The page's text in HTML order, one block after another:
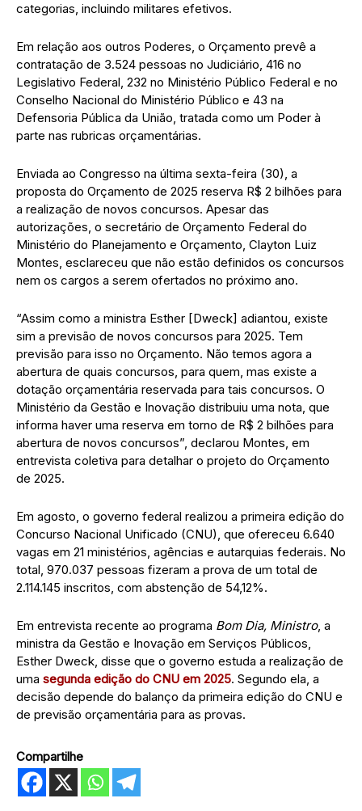
categorias, incluindo militares efetivos.
Em relação aos outros Poderes, o Orçamento prevê a
contratação de 3.524 pessoas no Judiciário, 416 no
Legislativo Federal, 232 no Ministério Público Federal e no
Conselho Nacional do Ministério Público e 43 na
Defensoria Pública da União, tratada como um Poder à
parte nas rubricas orçamentárias.
Enviada ao Congresso na última sexta-feira (30), a
proposta do Orçamento de 2025 reserva R$ 2 bilhões para
a realização de novos concursos. Apesar das
autorizações, o secretário de Orçamento Federal do
Ministério do Planejamento e Orçamento, Clayton Luiz
Montes, esclareceu que não estão definidos os concursos
nem os cargos a serem ofertados no próximo ano.
“Assim como a ministra Esther [Dweck] adiantou, existe
sim a previsão de novos concursos para 2025. Tem
previsão para isso no Orçamento. Não temos agora a
abertura de quais concursos, para quem, mas existe a
dotação orçamentária reservada para tais concursos. O
Ministério da Gestão e Inovação distribuiu uma nota, que
informa haver uma reserva em torno de R$ 2 bilhões para
abertura de novos concursos”, declarou Montes, em
entrevista coletiva para detalhar o projeto do Orçamento
de 2025.
Em agosto, o governo federal realizou a primeira edição do
Concurso Nacional Unificado (CNU), que ofereceu 6.640
vagas em 21 ministérios, agências e autarquias federais. No
total, 970.037 pessoas fizeram a prova de um total de
2.114.145 inscritos, com abstenção de 54,12%.
Em entrevista recente ao programa Bom Dia, Ministro, a
ministra da Gestão e Inovação em Serviços Públicos,
Esther Dweck, disse que o governo estuda a realização de
uma segunda edição do CNU em 2025. Segundo ela, a
decisão depende do balanço da primeira edição do CNU e
de previsão orçamentária para as provas.
Compartilhe